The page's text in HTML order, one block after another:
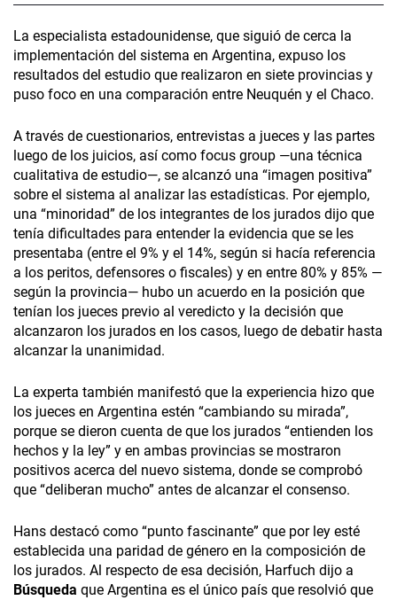
La especialista estadounidense, que siguió de cerca la
implementación del sistema en Argentina, expuso los
resultados del estudio que realizaron en siete provincias y
puso foco en una comparación entre Neuquén y el Chaco.
A través de cuestionarios, entrevistas a jueces y las partes
luego de los juicios, así como focus group —una técnica
cualitativa de estudio—, se alcanzó una “imagen positiva”
sobre el sistema al analizar las estadísticas. Por ejemplo,
una “minoridad” de los integrantes de los jurados dijo que
tenía dificultades para entender la evidencia que se les
presentaba (entre el 9% y el 14%, según si hacía referencia
a los peritos, defensores o fiscales) y en entre 80% y 85% —
según la provincia— hubo un acuerdo en la posición que
tenían los jueces previo al veredicto y la decisión que
alcanzaron los jurados en los casos, luego de debatir hasta
alcanzar la unanimidad.
La experta también manifestó que la experiencia hizo que
los jueces en Argentina estén “cambiando su mirada”,
porque se dieron cuenta de que los jurados “entienden los
hechos y la ley” y en ambas provincias se mostraron
positivos acerca del nuevo sistema, donde se comprobó
que “deliberan mucho” antes de alcanzar el consenso.
Hans destacó como “punto fascinante” que por ley esté
establecida una paridad de género en la composición de
los jurados. Al respecto de esa decisión, Harfuch dijo a
Búsqueda que Argentina es el único país que resolvió que